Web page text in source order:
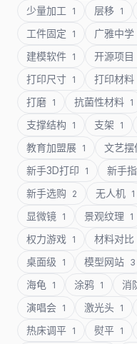
少量加工 1 层移 1
工件固定 1 广雅中学
建模软件 1 开源项目
打印尺寸 1 打印材料
打磨 1 抗菌性材料 1
支撑结构 1 支架 1
教育加盟展 1 文艺摆
新手3D打印 1 新手
新手选购 2 无人机 1
显微镜 1 景观纹理 1
权力游戏 1 材料对比
桌面级 1 模型网站 3
海龟 1 涂鸦 1 消
演唱会 1 激光头 1
热床调平 1 熨平 1